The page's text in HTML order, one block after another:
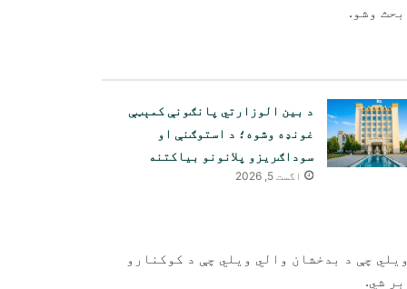
وشو.
د بین الوزارتي پانګونې کمېټې
غونډه وشوه؛ د استوګنې او
سوداګریزو پلانونو بیاکتنه
اگست 5, 2026
چې د بدخشان والي ویلي چې د کوکنارو
شي.